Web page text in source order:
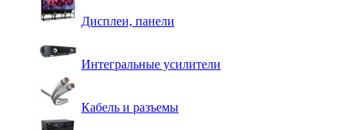
Дисплеи, панели
Интегральные усилители
Кабель и разъемы